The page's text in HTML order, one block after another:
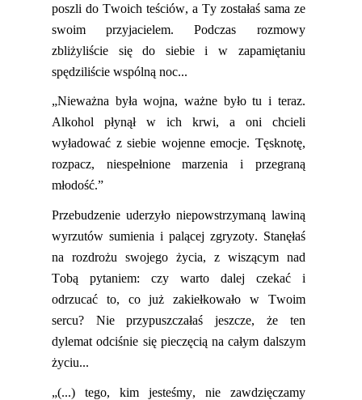
poszli do Twoich teściów, a Ty zostałaś sama ze
swoim przyjacielem. Podczas rozmowy
zbliżyliście się do siebie i w zapamiętaniu
spędziliście wspólną noc...
„Nieważna była wojna, ważne było tu i teraz.
Alkohol płynął w ich krwi, a oni chcieli
wyładować z siebie wojenne emocje. Tęsknotę,
rozpacz, niespełnione marzenia i przegraną
młodość.”
Przebudzenie uderzyło niepowstrzymaną lawiną
wyrzutów sumienia i palącej zgryzoty. Stanęłaś
na rozdrożu swojego życia, z wiszącym nad
Tobą pytaniem: czy warto dalej czekać i
odrzucać to, co już zakiełkowało w Twoim
sercu? Nie przypuszczałaś jeszcze, że ten
dylemat odciśnie się pieczęcią na całym dalszym
życiu...
„(...) tego, kim jesteśmy, nie zawdzięczamy